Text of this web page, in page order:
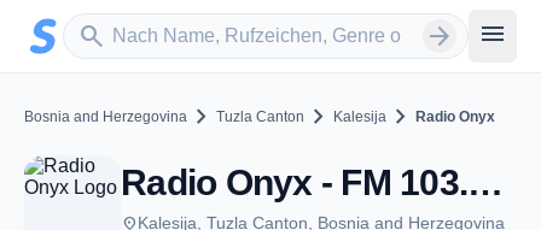
Zum Hauptinhalt springen
search
Sender suchen arrow_forward menu
Bosnia and Herzegovina chevron_right Tuzla Canton chevron_right Kalesija chevron_right Radio Onyx
Radio Onyx - FM 103.8 - Kalesija
placeKalesija, Tuzla Canton, Bosnia and Herzegovina